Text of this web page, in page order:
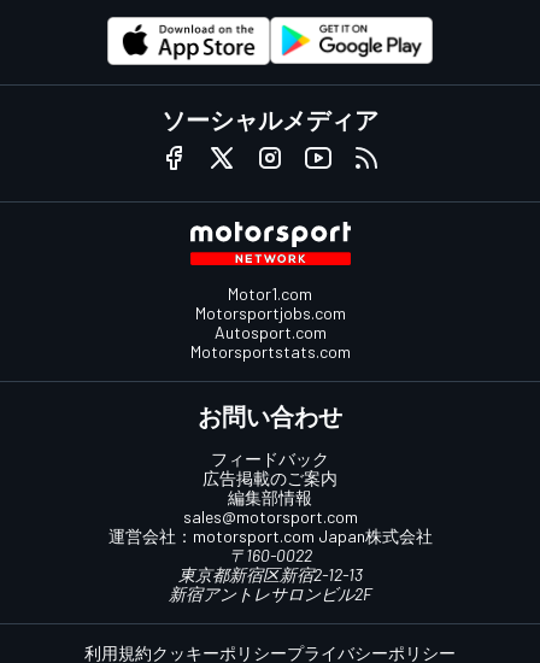
ソーシャルメディア
Motor1.com
Motorsportjobs.com
Autosport.com
Motorsportstats.com
お問い合わせ
フィードバック
広告掲載のご案内
編集部情報
sales@motorsport.com
運営会社： motorsport.com Japan株式会社
〒160-0022
東京都新宿区新宿2-12-13
新宿アントレサロンビル2F
利用規約クッキーポリシープライバシーポリシー